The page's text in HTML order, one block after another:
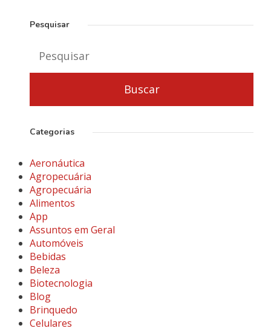
Pesquisar
Categorias
Aeronáutica
Agropecuária
Agropecuária
Alimentos
App
Assuntos em Geral
Automóveis
Bebidas
Beleza
Biotecnologia
Blog
Brinquedo
Celulares